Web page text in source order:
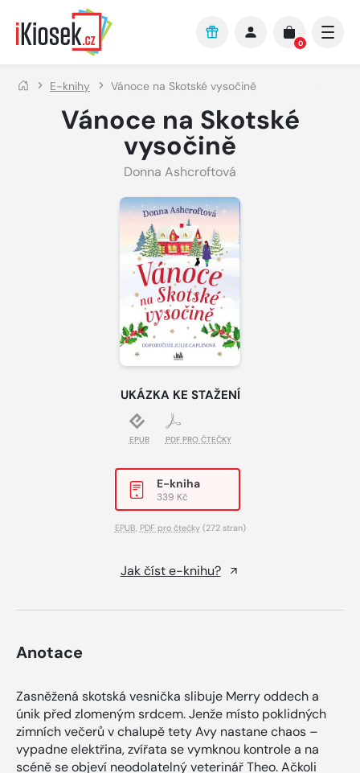
Přejít na hlavní obsah
0
E-knihy Vánoce na Skotské vysočině
Vánoce na Skotské
vysočině
Donna Ashcroftová
UKÁZKA KE STAŽENÍ
EPUB PDF PRO ČTEČKY
E-kniha
339 Kč
EPUB, PDF pro čtečky(272 stran)
Jak číst e-knihu?
Anotace
Zasněžená skotská vesnička slibuje Merry oddech a
únik před zlomeným srdcem. Jenže místo poklidných
zimních večerů v chalupě tety Avy nastane chaos –
vypadne elektřina, zvířata se vymknou kontrole a na
scéně se objeví neodolatelný veterinář Theo. Ačkoli